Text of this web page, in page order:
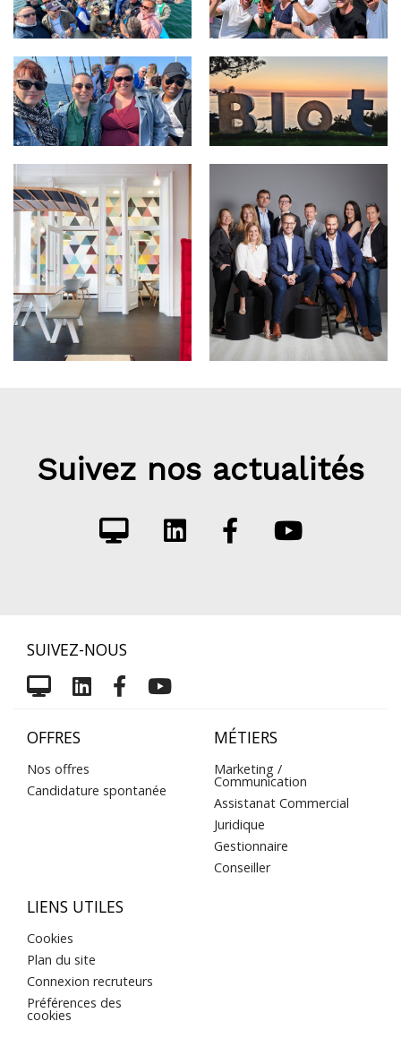
Suivez nos actualités
SUIVEZ-NOUS
OFFRES
Nos offres
Candidature spontanée
MÉTIERS
Marketing /
Communication
Assistanat Commercial
Juridique
Gestionnaire
Conseiller
LIENS UTILES
Cookies
Plan du site
Connexion recruteurs
Préférences des
cookies